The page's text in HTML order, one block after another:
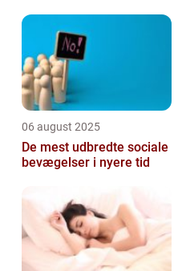
06 august 2025
De mest udbredte sociale
bevægelser i nyere tid